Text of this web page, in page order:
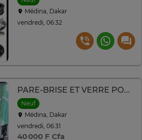
Médina, Dakar
vendredi, 06:32
PARE-BRISE ET VERRE PORTE
Neuf
Médina, Dakar
vendredi, 06:31
40 000 F Cfa